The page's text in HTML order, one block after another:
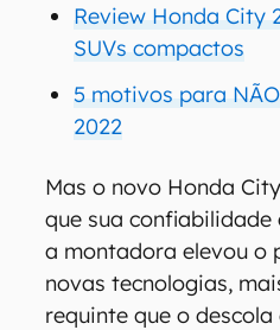
Review Honda City
SUVs compactos
5 motivos para
2022
Mas o novo Honda
que sua
a montadora elevou o
novas tecnologias,
requinte que o